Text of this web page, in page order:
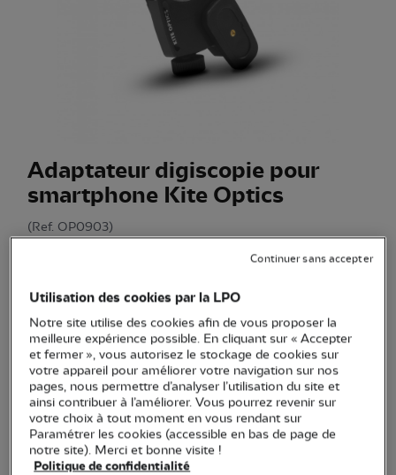
Adaptateur digiscopie pour
smartphone Kite Optics
(Ref. OP0903)
Un adaptateur digiscopie Kite pour associer facilement
votre smartphone à vos jumelles, votre longue-vue ou
monoculaire.Voir plus
Quantité
En stock
Utilisation des cookies par la LPO
Notre site utilise des cookies afin de vous proposer la
meilleure expérience possible. En cliquant sur « Accepter
et fermer », vous autorisez le stockage de cookies sur
votre appareil pour améliorer votre navigation sur nos
pages, nous permettre d’analyser l’utilisation du site et
ainsi contribuer à l’améliorer. Vous pourrez revenir sur
votre choix à tout moment en vous rendant sur
Paramétrer les cookies (accessible en bas de page de
notre site). Merci et bonne visite !
Politique de confidentialité
Continuer sans accepter